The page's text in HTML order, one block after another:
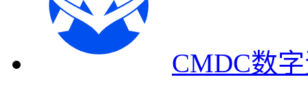
CMDC数